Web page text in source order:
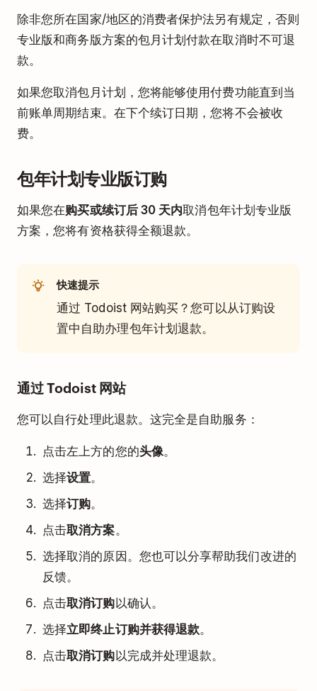
除非您所在国家/地区的消费者保护法另有规定，否则
专业版和商务版方案的包月计划付款在取消时不可退
款。
如果您取消包月计划，您将能够使用付费功能直到当
前账单周期结束。在下个续订日期，您将不会被收
费。
包年计划专业版订购
如果您在购买或续订后 30 天内取消包年计划专业版
方案，您将有资格获得全额退款。
快速提示
通过 Todoist 网站购买？您可以从订购设
置中自助办理包年计划退款。
通过 Todoist 网站
您可以自行处理此退款。这完全是自助服务：
点击左上方的您的头像。
选择设置。
选择订购。
点击取消方案。
选择取消的原因。您也可以分享帮助我们改进的
反馈。
点击取消订购以确认。
选择立即终止订购并获得退款。
点击取消订购以完成并处理退款。